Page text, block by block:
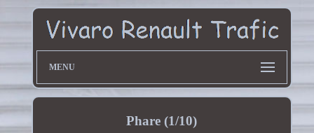
MENU
Phare (1/10)